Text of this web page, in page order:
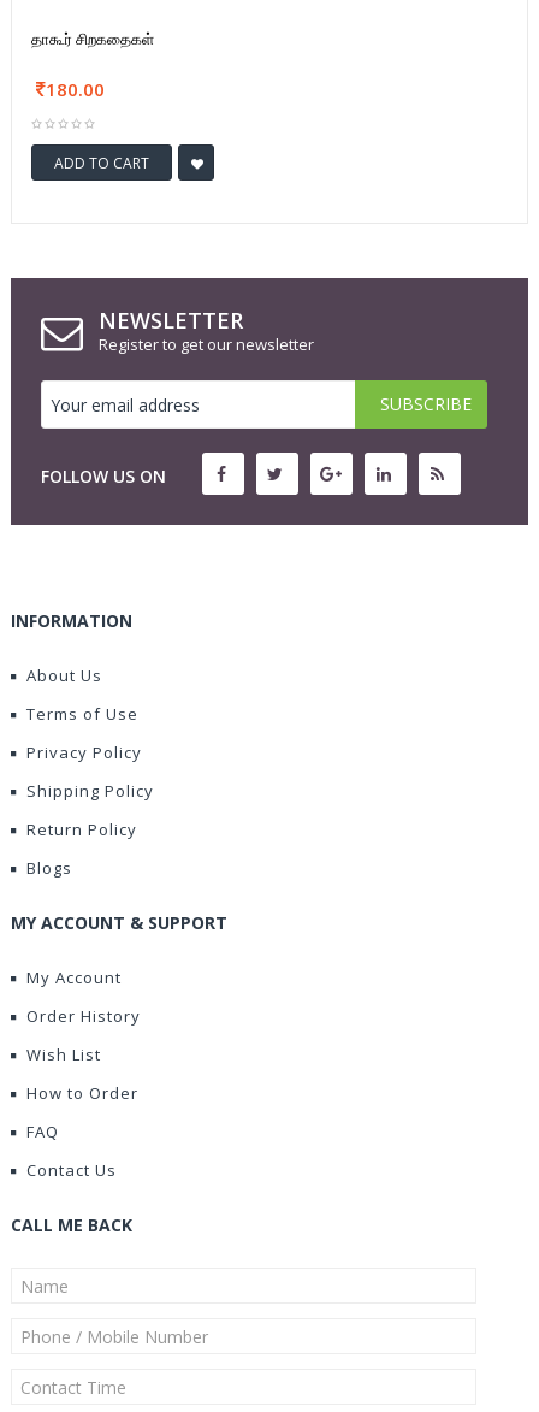
தாகூர் சிறகதைகள்
180.00
ADD TO CART
NEWSLETTER
Register to get our newsletter
FOLLOW US ON
INFORMATION
About Us
Terms of Use
Privacy Policy
Shipping Policy
Return Policy
Blogs
MY ACCOUNT & SUPPORT
My Account
Order History
Wish List
How to Order
FAQ
Contact Us
CALL ME BACK